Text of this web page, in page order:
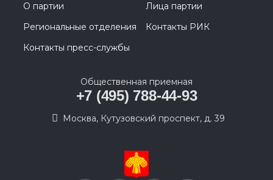
О партии
Лица партии
Региональные отделения
Контакты РИК
Контакты пресс-службы
Общественная приемная
+7 (495) 788-44-93
Москва, Кутузовский проспект, д. 39